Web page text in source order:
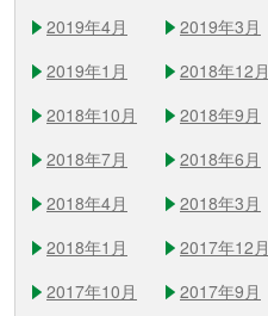
2019年4月
2019年3月
2019年1月
2018年12月
2018年10月
2018年9月
2018年7月
2018年6月
2018年4月
2018年3月
2018年1月
2017年12月
2017年10月
2017年9月